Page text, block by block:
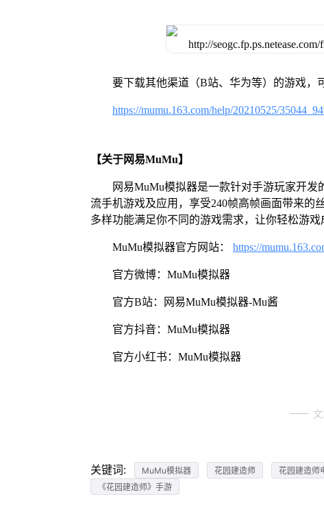
要下载其他渠道（B站、华为等）的游戏，
https://mumu.163.com/help/20210525/
【关于网易MuMu】
网易MuMu模拟器是一款针对手游玩家开
流手机游戏及应用，享受240帧高帧画面带来的
多样功能满足你不同的游戏需求，让你轻松游戏
MuMu模拟器官方网站： https://
官方微博：MuMu模拟器
官方B站：网易MuMu模拟器-Mu酱
官方抖音：MuMu模拟器
官方小红书：MuMu模拟器
关键词: MuMu模拟器 花园建造师 花园建造师
《花园建造师》手游